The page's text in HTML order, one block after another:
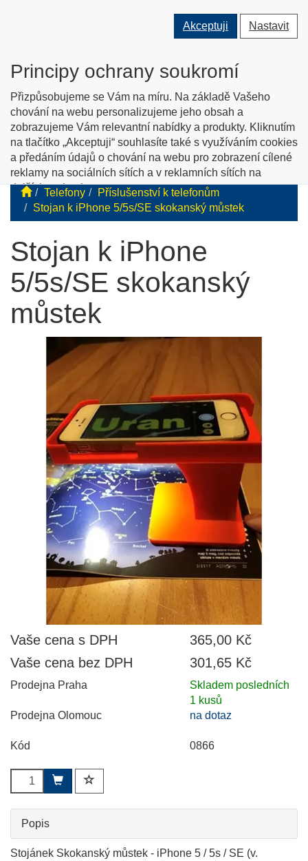
Akceptuji Nastavit
Principy ochrany soukromí
Přizpůsobujeme se Vám na míru. Na základě Vašeho
chování na webu personalizujeme jeho obsah a
zobrazujeme Vám relevantní nabídky a produkty. Kliknutím
na tlačítko „Akceptuji“ souhlasíte také s využíváním cookies
a předáním údajů o chování na webu pro zobrazení cílené
reklamy na sociálních sítích a v reklamních sítích na
dalších webech.
Personalizaci a cílenou reklamu si můžete podrobněji
Přepnout
uživatele
Přepnout
vyhledávání
O nás Kontakty Jak nakupovat Katalog zboží
English info
Tyflopomůcky
Prodej zboží pro zrakově postižené
Telefony
Příslušenství k telefonům
Stojan k iPhone 5/5s/SE skokanský můstek
Stojan k iPhone
5/5s/SE skokanský
můstek
Vaše cena s DPH
365,00 Kč
Vaše cena bez DPH
301,65 Kč
Prodejna Praha
Skladem posledních
1 kusů
Prodejna Olomouc
na dotaz
Kód 0866
Popis
Stojánek Skokanský můstek - iPhone 5 / 5s / SE (v.